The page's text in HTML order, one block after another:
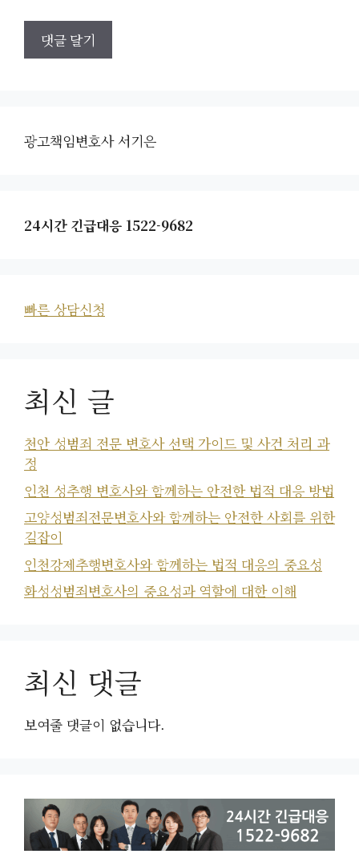
광고책임변호사 서기은
24시간 긴급대응 1522-9682
빠른 상담신청
최신 글
천안 성범죄 전문 변호사 선택 가이드 및 사건 처리 과
정
인천 성추행 변호사와 함께하는 안전한 법적 대응 방법
고양성범죄전문변호사와 함께하는 안전한 사회를 위한
길잡이
인천강제추행변호사와 함께하는 법적 대응의 중요성
화성성범죄변호사의 중요성과 역할에 대한 이해
최신 댓글
보여줄 댓글이 없습니다.